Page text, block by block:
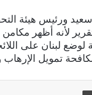
ورئيس هيئة
لأنه أظهر
لوضع لبنان على
تمويل
طباعة